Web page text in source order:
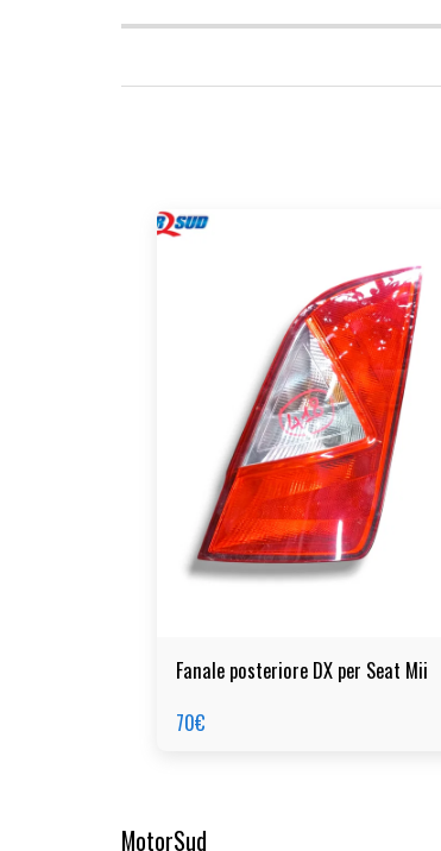
Fanale posteriore DX per Seat Mii
70€
MotorSud